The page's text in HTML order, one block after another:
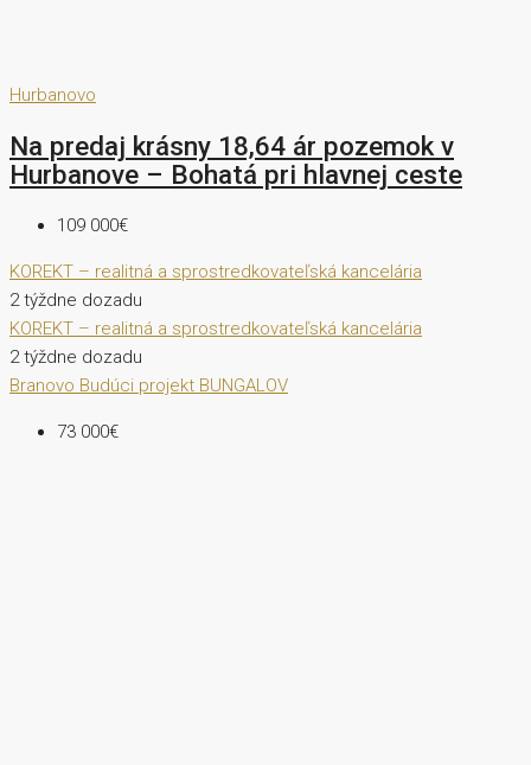
Hurbanovo
Na predaj krásny 18,64 ár pozemok v
Hurbanove – Bohatá pri hlavnej ceste
109 000€
KOREKT – realitná a sprostredkovateľská kancelária
2 týždne dozadu
KOREKT – realitná a sprostredkovateľská kancelária
2 týždne dozadu
Branovo Budúci projekt BUNGALOV
73 000€